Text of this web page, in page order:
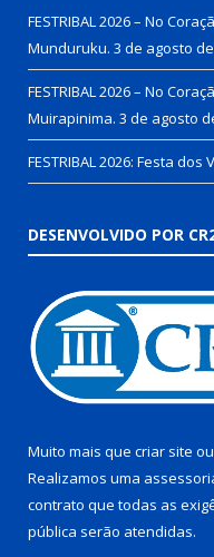
FESTRIBAL 2026 – No
Munduruku. 3 de agosto
FESTRIBAL 2026 – No
Muirapinima. 3 de agosto
FESTRIBAL 2026: Festa dos
DESENVOLVIDO POR
Muito mais que criar site ou
Realizamos uma
contrato que todas as
pública serão atendidas.